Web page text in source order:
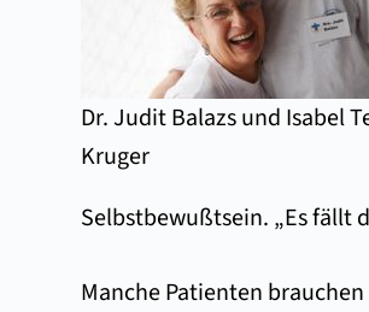
Dr. Judit Balazs und Isabel
Kruger
Selbstbewußtsein. „Es fällt
Manche Patienten